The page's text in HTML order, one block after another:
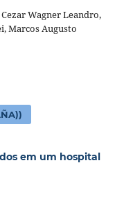
Wagner Leandro,
Marcos Augusto
em um hospital